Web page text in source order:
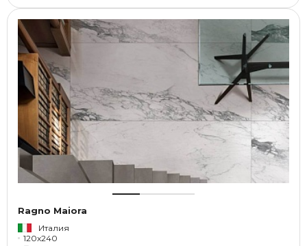
Ragno Maiora
Италия
120x240